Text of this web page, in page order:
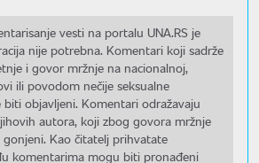
vesti na portalu UNA.RS je
nije potrebna. Komentari koji sadrže
i govor mržnje na nacionalnoj,
ili povodom nečije seksualne
objavljeni. Komentari odražavaju
autora, koji zbog govora mržnje
Kao čitatelj prihvatate
komentarima mogu biti pronađeni